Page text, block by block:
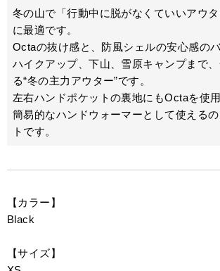
冬の山で「行動中に脱がなくていいアウ
に最適です。
Octaの抜け感と、防風シェルの安心感のバ
ハイクアップ、下山、雪原キャンプまで
る“冬の主力アウター”です。
左右ハンドポケットの裏地にもOctaを使用
簡易的なハンドウォーマーとして使える
トです。
【カラー】
Black
【サイズ】